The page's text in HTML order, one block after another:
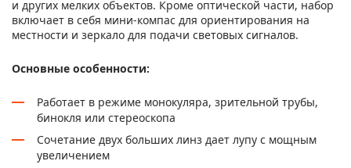
и других мелких объектов. Кроме оптической части, набор
включает в себя мини-компас для ориентирования на
местности и зеркало для подачи световых сигналов.
Основные особенности:
Работает в режиме монокуляра, зрительной трубы,
бинокля или стереоскопа
Сочетание двух больших линз дает лупу с мощным
увеличением